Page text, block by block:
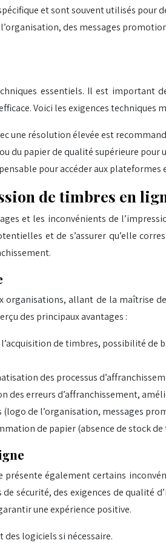
et sont souvent utilisés pour
des messages
essentiels. Il est important
Voici les exigences techniques
une résolution élevée est
du papier de qualité supérieure
pour accéder aux
de timbres en
et les inconvénients de
et de s’assurer qu’elle
allant de la maîtrise
des principaux avantages :
de timbres, possibilité
des processus
des erreurs d’affranchissement,
de l’organisation, messages
de papier (absence de stock
également certains
sécurité, des exigences de qualité
une expérience positive.
logiciels si nécessaire.